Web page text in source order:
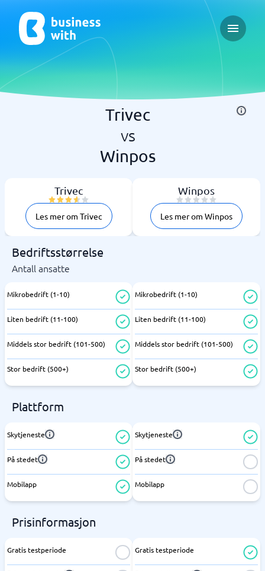
Open
Trivec
vs
Winpos
Trivec
Les mer om Trivec
Winpos
Les mer om Winpos
Bedriftsstørrelse
Antall ansatte
Mikrobedrift (1-10)
Liten bedrift (11-100)
Middels stor bedrift (101-500)
Stor bedrift (500+)
Mikrobedrift (1-10)
Liten bedrift (11-100)
Middels stor bedrift (101-500)
Stor bedrift (500+)
Plattform
Skytjeneste
På stedet
Mobilapp
Skytjeneste
På stedet
Mobilapp
Prisinformasjon
Gratis testperiode Gratis testperiode